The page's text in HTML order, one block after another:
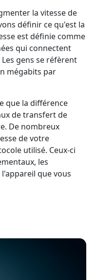
la vitesse de
définir ce qu'est la
est définie comme
qui connectent
gens se réfèrent
mégabits par
que la différence
de transfert de
De nombreux
de votre
utilisé. Ceux-ci
les
que vous